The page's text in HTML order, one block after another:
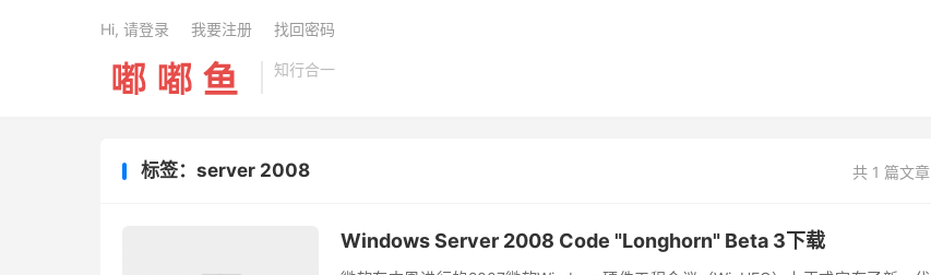
知行合一
Hi, 请登录 我要注册 找回密码
共 1 篇文章
标签：server 2008
Windows Server 2008 Code "Longhorn" Beta 3下载